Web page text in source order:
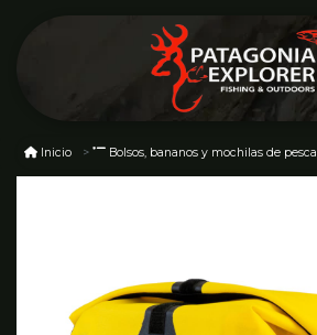
Inicio Bolsos, bananos y mochilas de pesca